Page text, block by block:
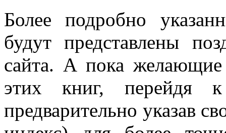
Более подробно
будут представлены
сайта. А пока
этих книг,
предварительно указав